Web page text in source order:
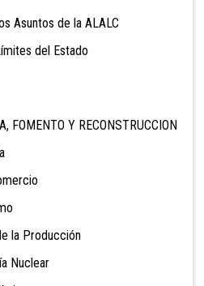
Asuntos de la ALALC
del Estado
FOMENTO Y RECONSTRUCCION
la Producción
Nuclear